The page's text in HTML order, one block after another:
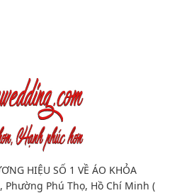
HIỆU SỐ 1 VỀ ÁO KHỎA
Phú Thọ, Hồ Chí Minh (